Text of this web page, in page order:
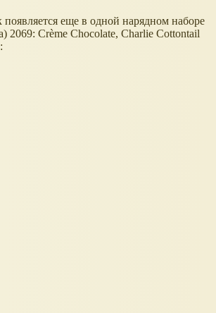
еще в одной нарядном наборе
2069: Crème Chocolate, Charlie Cottontail